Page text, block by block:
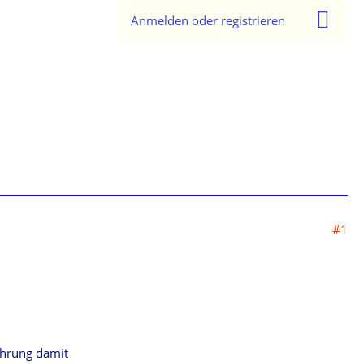
Anmelden oder registrieren
#1
damit